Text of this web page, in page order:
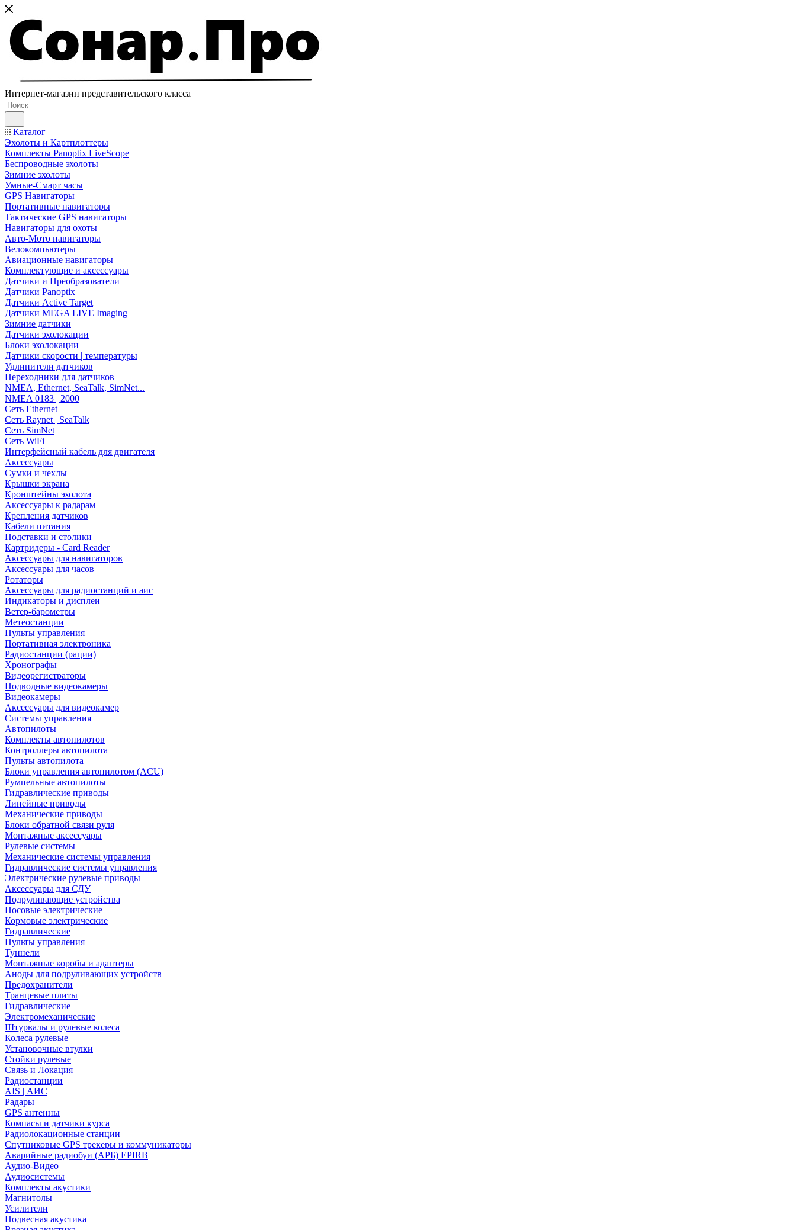
Интернет-магазин представительского класса
Каталог
Эхолоты и Картплоттеры
Комплекты Panoptix LiveScope
Беспроводные эхолоты
Зимние эхолоты
Умные-Смарт часы
GPS Навигаторы
Портативные навигаторы
Тактические GPS навигаторы
Навигаторы для охоты
Авто-Мото навигаторы
Велокомпьютеры
Авиационные навигаторы
Комплектующие и аксессуары
Датчики и Преобразователи
Датчики Panoptix
Датчики Active Target
Датчики MEGA LIVE Imaging
Зимние датчики
Датчики эхолокации
Блоки эхолокации
Датчики скорости | температуры
Удлинители датчиков
Переходники для датчиков
NMEA, Ethernet, SeaTalk, SimNet...
NMEA 0183 | 2000
Сеть Ethernet
Сеть Raynet | SeaTalk
Сеть SimNet
Сеть WiFi
Интерфейсный кабель для двигателя
Аксессуары
Сумки и чехлы
Крышки экрана
Кронштейны эхолота
Аксессуары к радарам
Крепления датчиков
Кабели питания
Подставки и столики
Картридеры - Card Reader
Аксессуары для навигаторов
Аксессуары для часов
Ротаторы
Аксессуары для радиостанций и аис
Индикаторы и дисплеи
Ветер-барометры
Метеостанции
Пульты управления
Портативная электроника
Радиостанции (рации)
Хронографы
Видеорегистраторы
Подводные видеокамеры
Видеокамеры
Аксессуары для видеокамер
Системы управления
Автопилоты
Комплекты автопилотов
Контроллеры автопилота
Пульты автопилота
Блоки управления автопилотом (ACU)
Румпельные автопилоты
Гидравлические приводы
Линейные приводы
Механические приводы
Блоки обратной связи руля
Монтажные аксессуары
Рулевые системы
Механические системы управления
Гидравлические системы управления
Электрические рулевые приводы
Аксессуары для СДУ
Подруливающие устройства
Носовые электрические
Кормовые электрические
Гидравлические
Пульты управления
Туннели
Монтажные коробы и адаптеры
Аноды для подруливающих устройств
Предохранители
Транцевые плиты
Гидравлические
Электромеханические
Штурвалы и рулевые колеса
Колеса рулевые
Установочные втулки
Стойки рулевые
Связь и Локация
Радиостанции
AIS | АИС
Радары
GPS антенны
Компасы и датчики курса
Радиолокационные станции
Спутниковые GPS трекеры и коммуникаторы
Аварийные радиобуи (АРБ) EPIRB
Аудио-Видео
Аудиосистемы
Комплекты акустики
Магнитолы
Усилители
Подвесная акустика